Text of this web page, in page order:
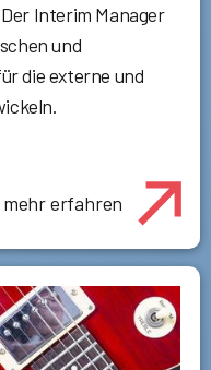
Interim Manager
und
die externe und
mehr erfahren